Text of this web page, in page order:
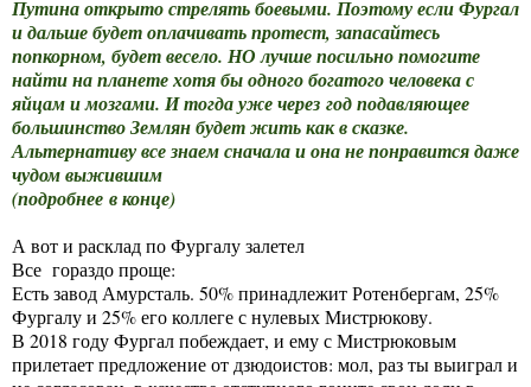
Путина открыто стрелять боевыми. Поэтому если Фургал
и дальше будет оплачивать протест, запасайтесь
попкорном, будет весело. НО лучше посильно помогите
найти на планете хотя бы одного богатого человека с
яйцам и мозгами. И тогда уже через год подавляющее
большинство Землян будет жить как в сказке.
Альтернативу все знаем сначала и она не понравится даже
чудом выжившим
(подробнее в конце)
А вот и расклад по Фургалу залетел
Все гораздо проще:
Есть завод Амурсталь. 50% принадлежит Ротенбергам, 25%
Фургалу и 25% его коллеге с нулевых Мистрюкову.
В 2018 году Фургал побеждает, и ему с Мистрюковым
прилетает предложение от дзюдоистов: мол, раз ты выиграл и